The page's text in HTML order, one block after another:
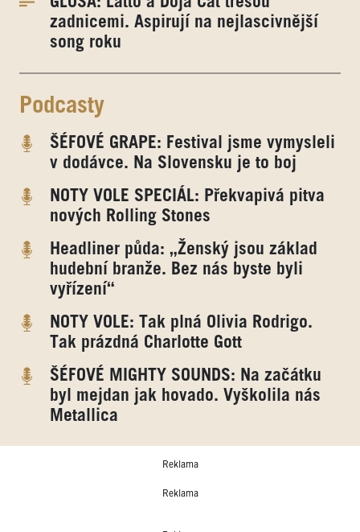
zadnicemi. Aspirují na nejlascivnější
song roku
Podcasty
ŠÉFOVÉ GRAPE: Festival jsme vymysleli
v dodávce. Na Slovensku je to boj
NOTY VOLE SPECIÁL: Překvapivá pitva
nových Rolling Stones
Headliner půda: „Ženský jsou základ
hudební branže. Bez nás byste byli
vyřízení“
NOTY VOLE: Tak plná Olivia Rodrigo.
Tak prázdná Charlotte Gott
ŠÉFOVÉ MIGHTY SOUNDS: Na začátku
byl mejdan jak hovado. Vyškolila nás
Metallica
Reklama
Reklama